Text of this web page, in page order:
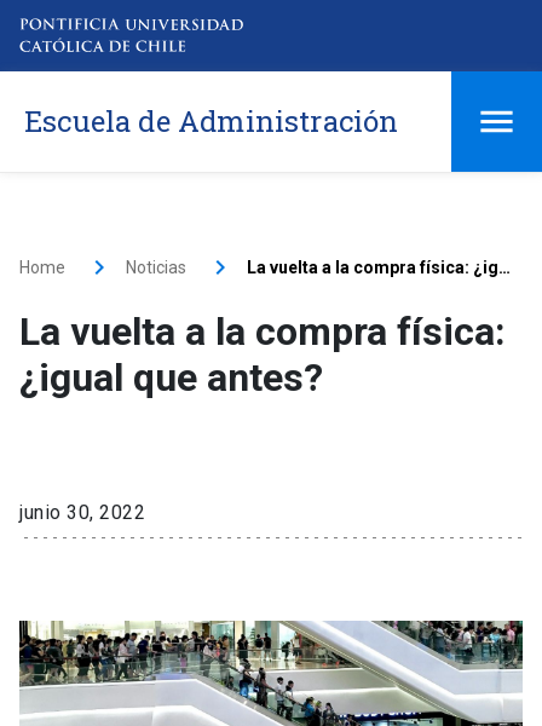
Escuela de Administración
Home Noticias La vuelta a la compra física: ¿igual que antes?
La vuelta a la compra física:
¿igual que antes?
junio 30, 2022